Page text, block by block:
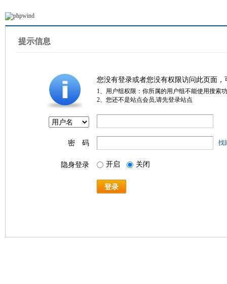
提示信息
您没有登录或者您没有权限访问此页面
1、用户组权限：你所属的用户组不能使用搜索
2、您还不是站点会员,请先登录站点
密 码 找
隐身登录 开启 关闭
登录